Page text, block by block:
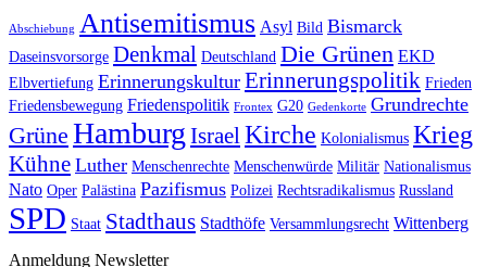
Abschiebung Antisemitismus Asyl Bild Bismarck
Daseinsvorsorge Denkmal Deutschland Die Grünen EKD
Elbvertiefung Erinnerungskultur Erinnerungspolitik Frieden
Friedensbewegung Friedenspolitik Frontex G20 Gedenkorte Grundrechte
Grüne Hamburg IsraelKirche Kolonialismus Krieg
Kühne Luther Menschenrechte Menschenwürde Militär Nationalismus
Nato Oper Palästina Pazifismus Polizei Rechtsradikalismus Russland
SPD Staat Stadthaus Stadthöfe Versammlungsrecht Wittenberg
Anmeldung Newsletter